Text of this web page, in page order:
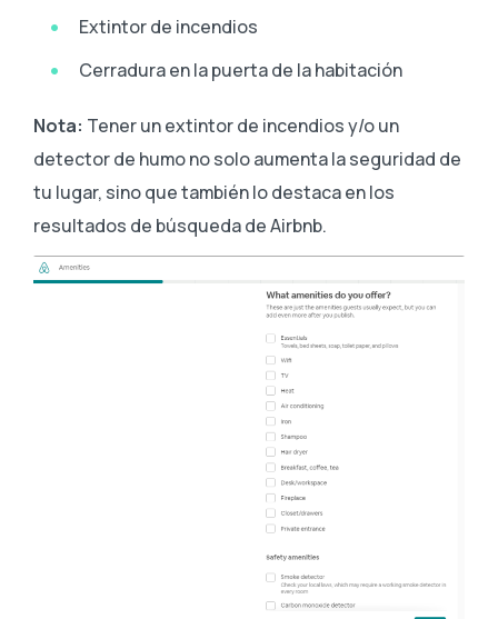
Extintor de incendios
Cerradura en la puerta de la habitación
Nota: Tener un extintor de incendios y/o un
detector de humo no solo aumenta la seguridad de
tu lugar, sino que también lo destaca en los
resultados de búsqueda de Airbnb.